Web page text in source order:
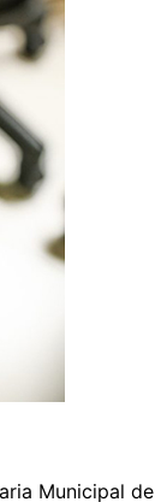
Municipal de